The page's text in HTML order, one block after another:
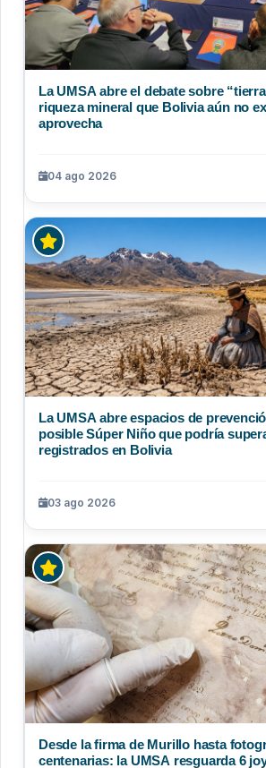
La UMSA abre el debate sobre
riqueza mineral que Bolivia aún no
aprovecha
04 ago 2026
La UMSA abre espacios de
posible Súper Niño que podría
registrados en Bolivia
03 ago 2026
Desde la firma de Murillo hasta
centenarias: la UMSA resguarda 6